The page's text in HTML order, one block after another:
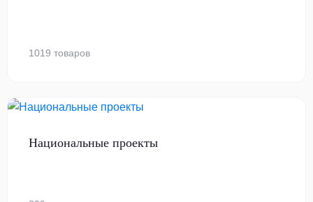
1019 товаров
Национальные проекты